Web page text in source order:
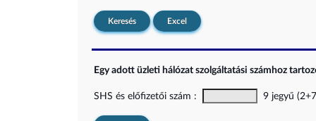
Keresés Excel
Egy adott üzleti hálózat szolgáltatási számhoz
SHS és előfizetői szám : 9 jegyű